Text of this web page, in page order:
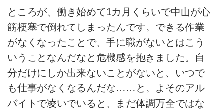
ところが、働き始めて1カ月くらいで中山が心
筋梗塞で倒れてしまったんです。できる作業
がなくなったことで、手に職がないとはこう
いうことなんだなと危機感を抱きました。自
分だけにしか出来ないことがないと、いつで
も仕事がなくなるんだな……と。よそのアル
バイトで凌いでいると、まだ体調万全ではな